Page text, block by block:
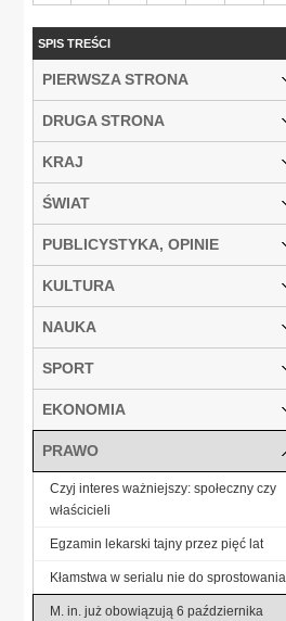
SPIS TREŚCI
PIERWSZA STRONA
DRUGA STRONA
KRAJ
ŚWIAT
PUBLICYSTYKA, OPINIE
KULTURA
NAUKA
SPORT
EKONOMIA
PRAWO
Czyj interes ważniejszy: społeczny czy
właścicieli
Egzamin lekarski tajny przez pięć lat
Kłamstwa w serialu nie do sprostowania
M. in. już obowiązują 6 października